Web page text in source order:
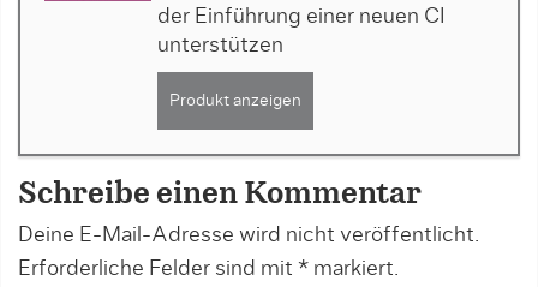
der Einführung einer neuen CI
unterstützen
Produkt anzeigen
Schreibe einen Kommentar
Deine E-Mail-Adresse wird nicht veröffentlicht.
Erforderliche Felder sind mit * markiert.